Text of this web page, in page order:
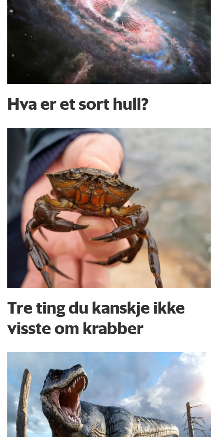
Hva er et sort hull?
Tre ting du kanskje ikke
visste om krabber